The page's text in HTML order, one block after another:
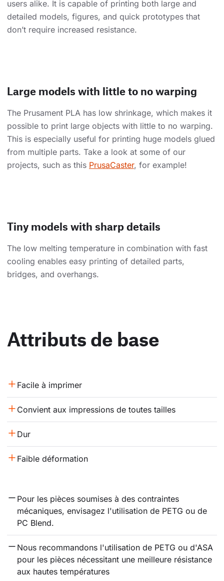
users alike. It is capable of printing both large and
detailed models, figures, and quick prototypes that
don’t require increased resistance.
Large models with little to no warping
The Prusament PLA has low shrinkage, which makes it
possible to print large objects with little to no warping.
This is especially useful for printing huge models glued
from multiple parts. Take a look at some of our
projects, such as this PrusaCaster, for example!
Tiny models with sharp details
The low melting temperature in combination with fast
cooling enables easy printing of detailed parts,
bridges, and overhangs.
Attributs de base
Facile à imprimer
Convient aux impressions de toutes tailles
Dur
Faible déformation
Pour les pièces soumises à des contraintes
mécaniques, envisagez l'utilisation de PETG ou de
PC Blend.
Nous recommandons l'utilisation de PETG ou d'ASA
pour les pièces nécessitant une meilleure résistance
aux hautes températures